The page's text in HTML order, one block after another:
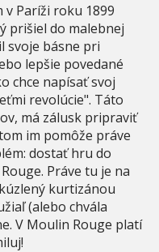
Paríži roku 1899
prišiel do malebnej
svoje básne pri
lepšie povedané
chce napísať svoj
revolúcie". Táto
má zálusk pripraviť
im pomôže práve
dostať hru do
Práve tu je na
kurtizánou
(alebo chvála
V Moulin Rouge platí